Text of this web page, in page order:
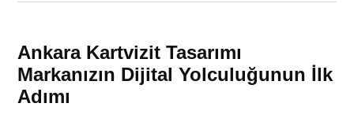
Ankara Kartvizit Tasarımı
Markanızın Dijital Yolculuğunun İlk
Adımı